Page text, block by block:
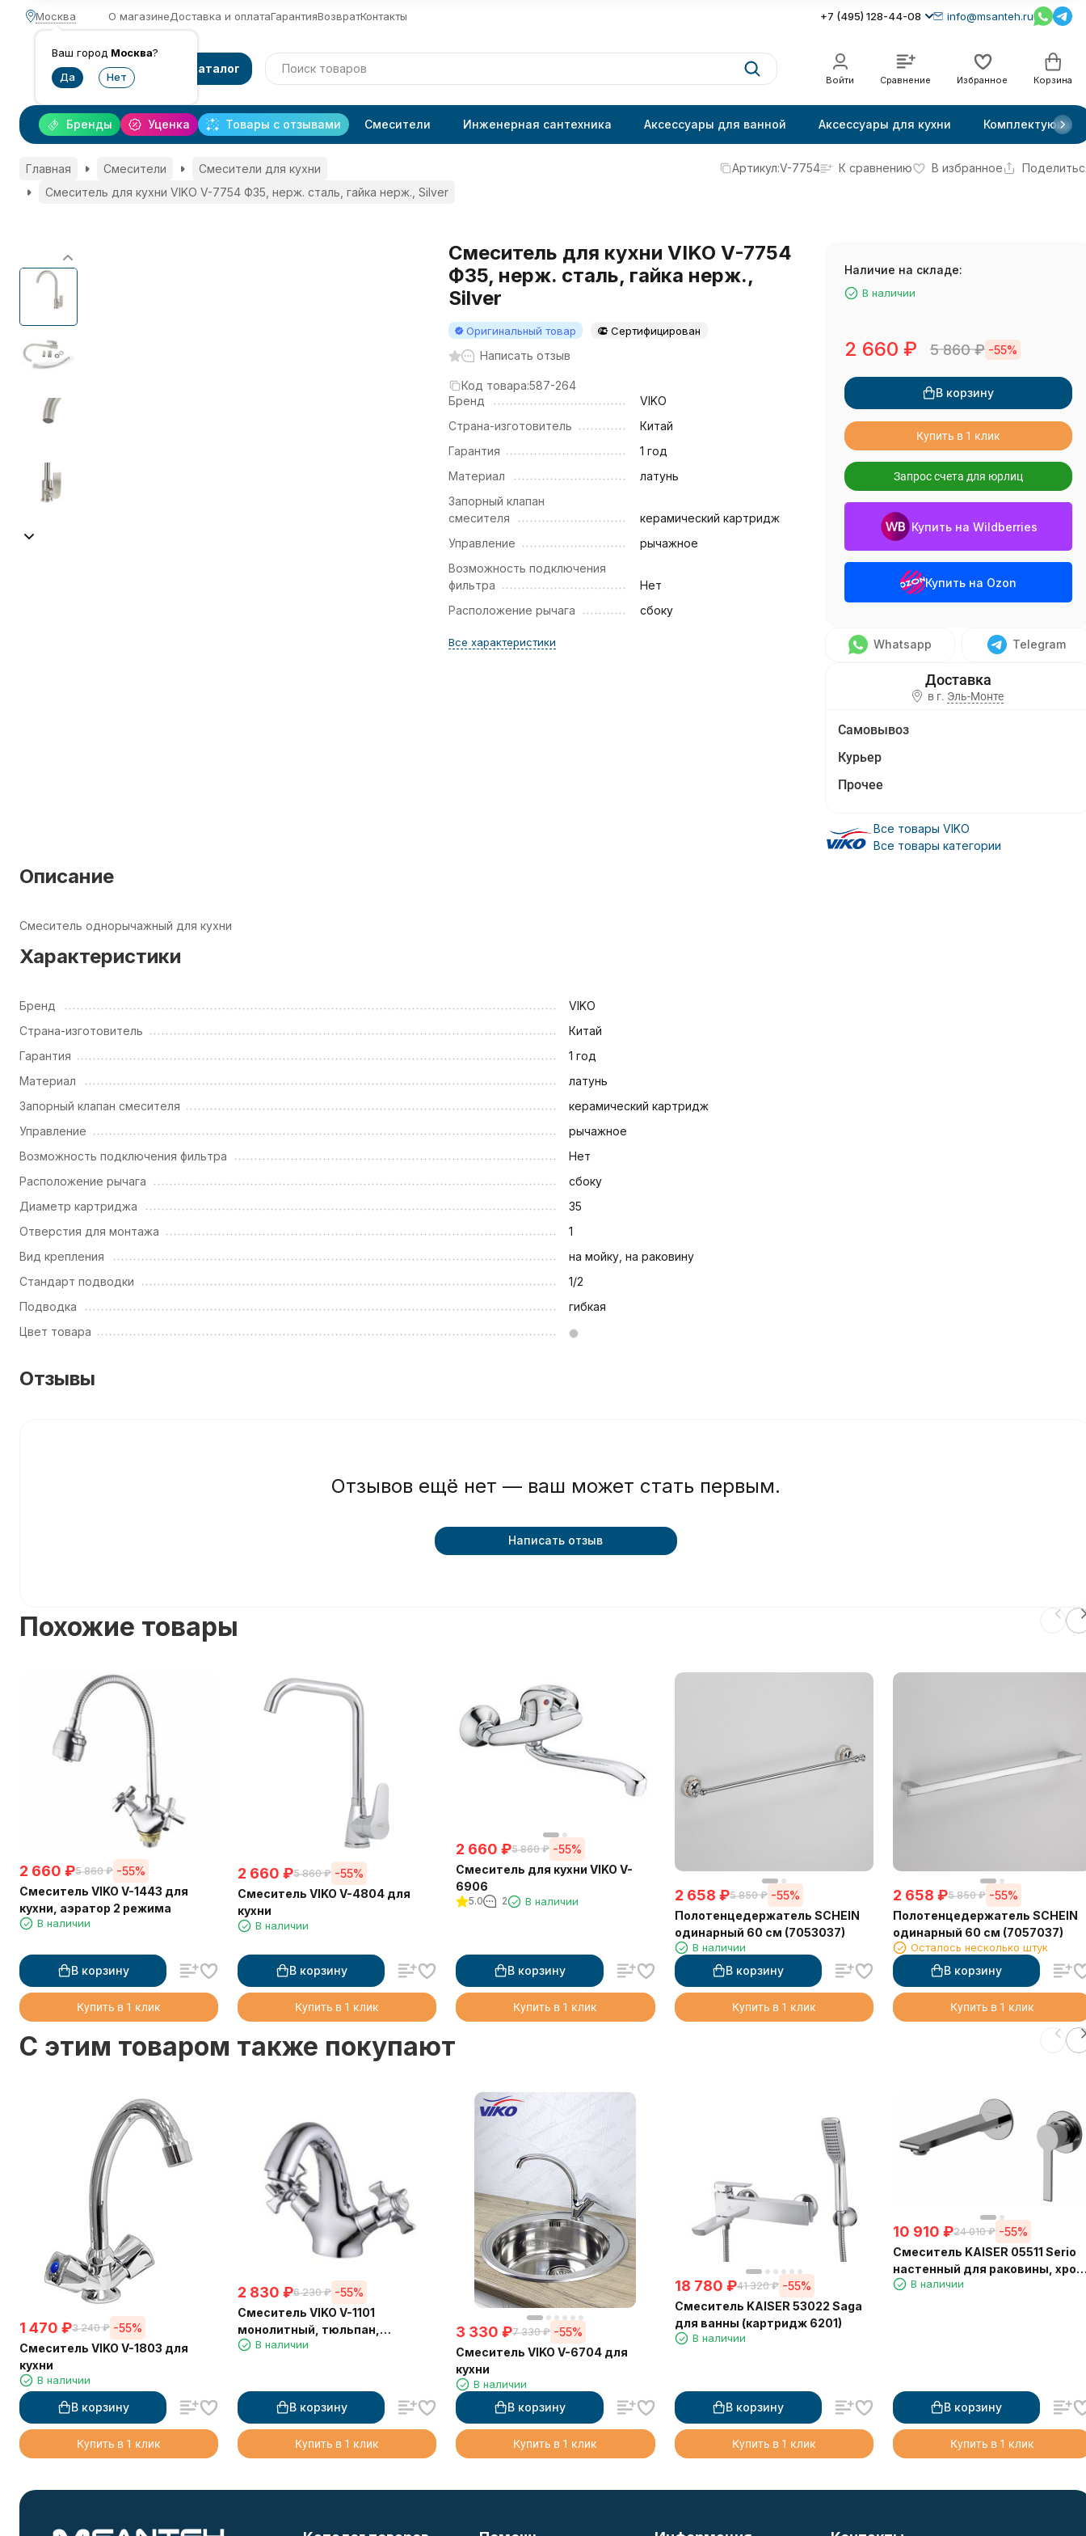
Москва
Ваш город Москва?
О магазинеДоставка и оплатаГарантияВозвратКонтакты +7 (495) 128-44-08 info@msanteh.ru
Каталог
Войти Сравнение Избранное Корзина
Уценка Товары с отзывами
Бренды Смесители Инженерная сантехника Аксессуары для ванной Аксессуары для кухни Комплектующие
Главная Смесители
Смесители для кухни
Смеситель для кухни VIKO V-7754 Ф35, нерж. сталь, гайка нерж., Silver
Артикул:V-7754 К сравнению В избранное
Смеситель для кухни VIKO V-7754
Ф35, нерж. сталь, гайка нерж.,
Silver
Оригинальный товар Сертифицирован
Написать отзыв
Код товара:587-264
Бренд
VIKO
Страна-изготовитель
Китай
Гарантия
1 год
Материал
латунь
Запорный клапан
смесителя
керамический картридж
Управление
рычажное
Возможность подключения
фильтра
Нет
Расположение рычага
сбоку
Все характеристики
Наличие на складе:
В наличии
2 660 ₽ 5 860₽ -55%
В корзину
Купить в 1 клик
Запрос счета для юрлиц
Купить на Wildberries
Купить на Ozon
Whatsapp Telegram
в г. Эль-Монте
Самовывоз
Курьер
Прочее
Все товары VIKO
Все товары категории
Описание
Смеситель однорычажный для кухни
Характеристики
Бренд
VIKO
Страна-изготовитель
Китай
Гарантия
1 год
Материал
латунь
Запорный клапан смесителя
керамический картридж
Управление
рычажное
Возможность подключения фильтра
Нет
Расположение рычага
сбоку
Диаметр картриджа
35
Отверстия для монтажа
1
Вид крепления
на мойку, на раковину
Стандарт подводки
1/2
Подводка
гибкая
Цвет товара
Отзывы
Отзывов ещё нет — ваш может стать первым.
Написать отзыв
Похожие товары
2 660 ₽5 860 ₽ -55%
Смеситель VIKO V-1443 для
кухни, аэратор 2 режима
В наличии
В корзину
Купить в 1 клик
2 660 ₽5 860 ₽ -55%
Смеситель VIKO V-4804 для
кухни
В наличии
В корзину
Купить в 1 клик
2 660 ₽5 860 ₽ -55%
Смеситель для кухни VIKO V-
6906
5.0 2 В наличии
В корзину
Купить в 1 клик
2 658 ₽5 850 ₽ -55%
Полотенцедержатель SCHEIN
одинарный 60 см (7053037)
В наличии
В корзину
Купить в 1 клик
2 658 ₽5 850 ₽ -55%
Полотенцедержатель SCHEIN
одинарный 60 см (7057037)
Осталось несколько штук
В корзину
Купить в 1 клик
C этим товаром также покупают
1 470 ₽3 240 ₽ -55%
Смеситель VIKO V-1803 для
кухни
В наличии
В корзину
Купить в 1 клик
2 830 ₽6 230 ₽ -55%
Смеситель VIKO V-1101
монолитный, тюльпан,
маховики крест керамика
В наличии
В корзину
Купить в 1 клик
3 330 ₽7 330 ₽ -55%
Смеситель VIKO V-6704 для
кухни
В наличии
В корзину
Купить в 1 клик
18 780 ₽41 320 ₽ -55%
Смеситель KAISER 53022 Saga
для ванны (картридж 6201)
В наличии
В корзину
Купить в 1 клик
10 910 ₽24 010 ₽ -55%
Смеситель KAISER 05511 Serio
настенный для раковины,
картридж 6201
В наличии
В корзину
Купить в 1 клик